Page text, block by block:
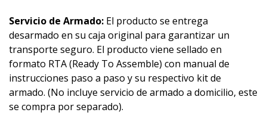
Servicio de Armado: El producto se entrega
desarmado en su caja original para garantizar un
transporte seguro. El producto viene sellado en
formato RTA (Ready To Assemble) con manual de
instrucciones paso a paso y su respectivo kit de
armado. (No incluye servicio de armado a domicilio, este
se compra por separado).